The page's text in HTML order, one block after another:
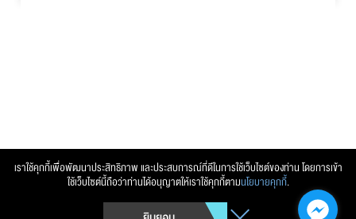
เราใช้คุกกี้เพื่อพัฒนาประสิทธิภาพ และประสบการณ์ที่ดีในการใช้เว็บไซต์ของท่าน โดยการเข้า
ใช้เว็บไซต์นี้ถือว่าท่านได้อนุญาตให้เราใช้คุกกี้ตามนโยบายคุกกี้.